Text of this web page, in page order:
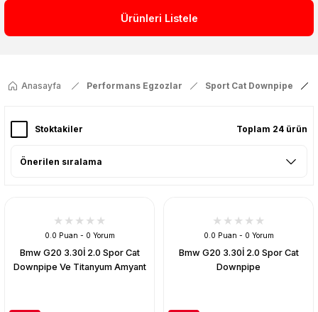
Ürünleri Listele
Anasayfa Performans Egzozlar Sport Cat Downpipe
Stoktakiler Toplam 24 ürün
0.0 Puan - 0 Yorum
Bmw G20 3.30İ 2.0 Spor Cat
Downpipe Ve Titanyum Amyant
0.0 Puan - 0 Yorum
Bmw G20 3.30İ 2.0 Spor Cat
Downpipe